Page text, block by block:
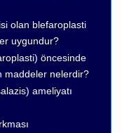
olan blefaroplasti
uygundur?
öncesinde
maddeler nelerdir?
ameliyatı